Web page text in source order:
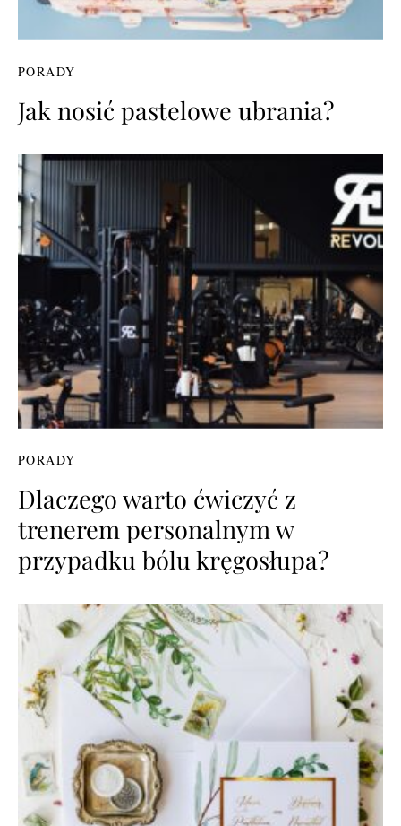
PORADY
Jak nosić pastelowe ubrania?
PORADY
Dlaczego warto ćwiczyć z
trenerem personalnym w
przypadku bólu kręgosłupa?